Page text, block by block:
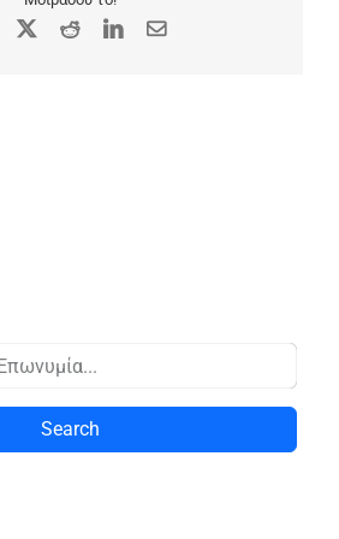
Facebook RedditLinkedIn
Email
Search